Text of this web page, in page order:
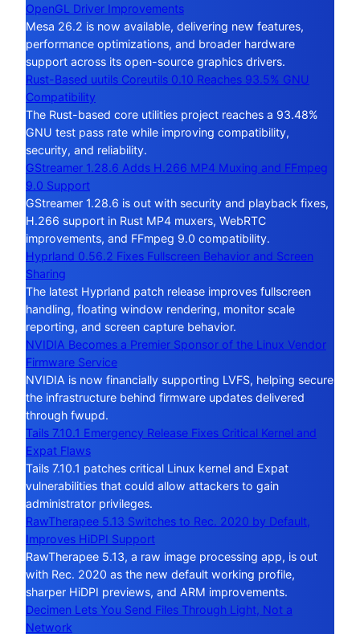
OpenGL Driver Improvements
Mesa 26.2 is now available, delivering new features,
performance optimizations, and broader hardware
support across its open-source graphics drivers.
Rust-Based uutils Coreutils 0.10 Reaches 93.5% GNU
Compatibility
The Rust-based core utilities project reaches a 93.48%
GNU test pass rate while improving compatibility,
security, and reliability.
GStreamer 1.28.6 Adds H.266 MP4 Muxing and FFmpeg
9.0 Support
GStreamer 1.28.6 is out with security and playback fixes,
H.266 support in Rust MP4 muxers, WebRTC
improvements, and FFmpeg 9.0 compatibility.
Hyprland 0.56.2 Fixes Fullscreen Behavior and Screen
Sharing
The latest Hyprland patch release improves fullscreen
handling, floating window rendering, monitor scale
reporting, and screen capture behavior.
NVIDIA Becomes a Premier Sponsor of the Linux Vendor
Firmware Service
NVIDIA is now financially supporting LVFS, helping secure
the infrastructure behind firmware updates delivered
through fwupd.
Tails 7.10.1 Emergency Release Fixes Critical Kernel and
Expat Flaws
Tails 7.10.1 patches critical Linux kernel and Expat
vulnerabilities that could allow attackers to gain
administrator privileges.
RawTherapee 5.13 Switches to Rec. 2020 by Default,
Improves HiDPI Support
RawTherapee 5.13, a raw image processing app, is out
with Rec. 2020 as the new default working profile,
sharper HiDPI previews, and ARM improvements.
Decimen Lets You Send Files Through Light, Not a
Network